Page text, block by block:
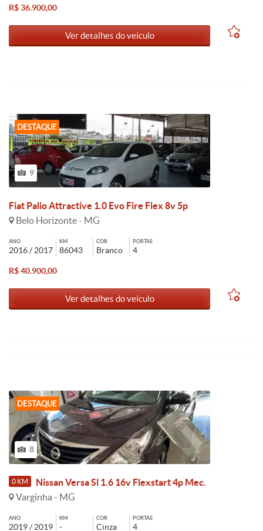
R$ 36.900,00
Ver detalhes do veículo
DESTAQUE
9
Fiat Palio Attractive 1.0 Evo Fire Flex 8v 5p
Belo Horizonte - MG
ANO
2016 / 2017
KM
86043
COR
Branco
PORTAS
4
R$ 40.900,00
Ver detalhes do veículo
DESTAQUE
8
0 KM
Nissan Versa Sl 1.6 16v Flexstart 4p Mec.
Varginha - MG
ANO
2019 / 2019
KM
-
COR
Cinza
PORTAS
4